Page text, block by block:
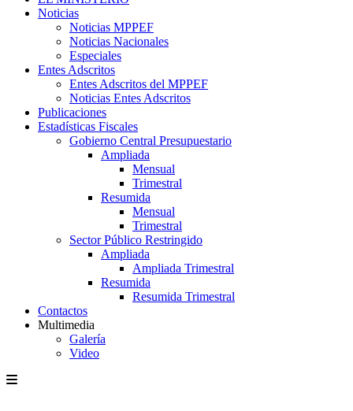
Noticias
Noticias MPPEF
Noticias Nacionales
Especiales
Entes Adscritos
Entes Adscritos del MPPEF
Noticias Entes Adscritos
Publicaciones
Estadísticas Fiscales
Gobierno Central Presupuestario
Ampliada
Mensual
Trimestral
Resumida
Mensual
Trimestral
Sector Público Restringido
Ampliada
Ampliada Trimestral
Resumida
Resumida Trimestral
Contactos
Multimedia
Galería
Video